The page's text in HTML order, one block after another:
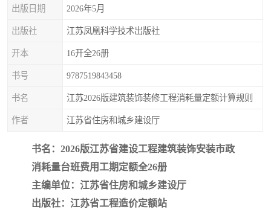
出版日期 2026年5月
出版社 江苏凤凰科学技术出版社
开本 16开全26册
书号 9787519843458
书名 江苏2026版建筑装饰装修工程消耗量定额计算规则
作者 江苏省住房和城乡建设厅
书名：2026版江苏省建设工程建筑装饰安装市政
消耗量台班费用工期定额全26册
主编单位：江苏省住房和城乡建设厅
出版社：江苏省工程造价定额站
福建建设工程预算定额
江西省建筑工程预算定额
锅炉及压力容器规范国际 广东省建设工程预算定额
甘肃省建设工程预算定额 山西省建设工程预算定额
内蒙古建设工程预算定额 公路工程预算定额